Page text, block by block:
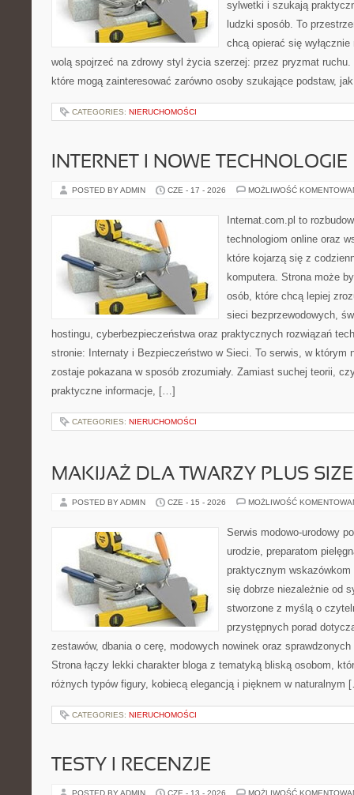
sylwetki i szukają
ludzki sposób. To
chcą opierać się
wolą spojrzeć na zdrowy styl życia szerzej: przez pryzmat
które mogą zainteresować zarówno osoby szukające podstaw,
CATEGORIES: NIERUCHOMOŚCI
INTERNET I NOWE TECHNOLOGIE
POSTED BY ADMIN CZE - 17 - 2026 MOŻLIWOŚĆ
Internat.com.pl to
technologiom online oraz
które kojarzą się z
komputera. Strona może
osób, które chcą lepiej
sieci bezprzewodowych,
hostingu, cyberbezpieczeństwa oraz praktycznych rozwiązań
stronie: Internaty i Bezpieczeństwo w Sieci. To serwis, w którym
zostaje pokazana w sposób zrozumiały. Zamiast suchej teorii,
praktyczne informacje, […]
CATEGORIES: NIERUCHOMOŚCI
MAKIJAŻ DLA TWARZY PLUS SIZE
POSTED BY ADMIN CZE - 15 - 2026 MOŻLIWOŚĆ
Serwis modowo-urodowy
urodzie, preparatom
praktycznym
się dobrze niezależnie od
stworzone z myślą o
przystępnych porad
zestawów, dbania o cerę, modowych nowinek oraz
Strona łączy lekki charakter bloga z tematyką bliską osobom,
różnych typów figury, kobiecą elegancją i pięknem w naturalnym
CATEGORIES: NIERUCHOMOŚCI
TESTY I RECENZJE
POSTED BY ADMIN CZE - 13 - 2026 MOŻLIWOŚĆ